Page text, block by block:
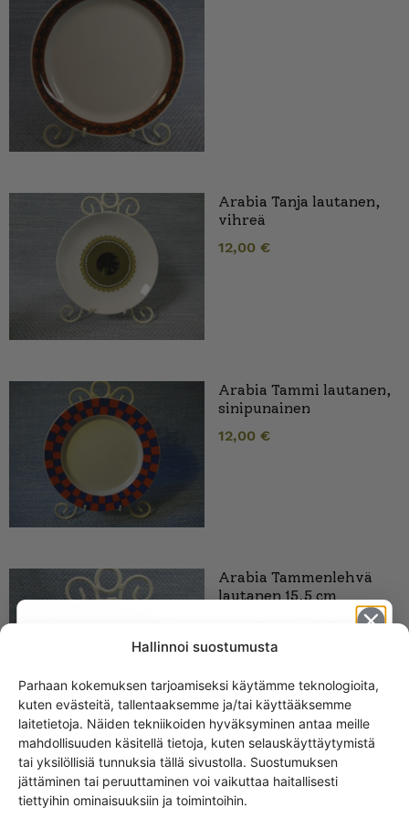
Hallinnoi suostumusta
Parhaan kokemuksen tarjoamiseksi käytämme teknologioita,
kuten evästeitä, tallentaaksemme ja/tai käyttääksemme
laitetietoja. Näiden tekniikoiden hyväksyminen antaa meille
mahdollisuuden käsitellä tietoja, kuten selauskäyttäytymistä
tai yksilöllisiä tunnuksia tällä sivustolla. Suostumuksen
jättäminen tai peruuttaminen voi vaikuttaa haitallisesti
tiettyihin ominaisuuksiin ja toimintoihin.
Arabia Tanja lautanen,
vihreä
12,00 €
Arabia Tammi lautanen,
sinipunainen
12,00 €
Arabia Tammenlehvä
lautanen 15,5 cm
Get -5%
off?
Yes! I want the discount